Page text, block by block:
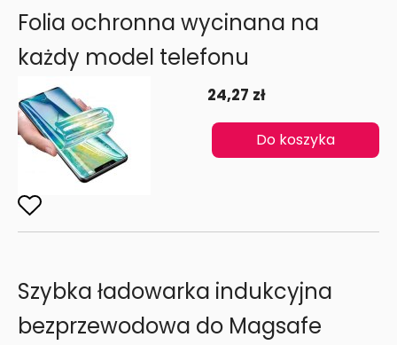
Folia ochronna wycinana na
każdy model telefonu
24,27 zł
Do koszyka
Szybka ładowarka indukcyjna
bezprzewodowa do Magsafe